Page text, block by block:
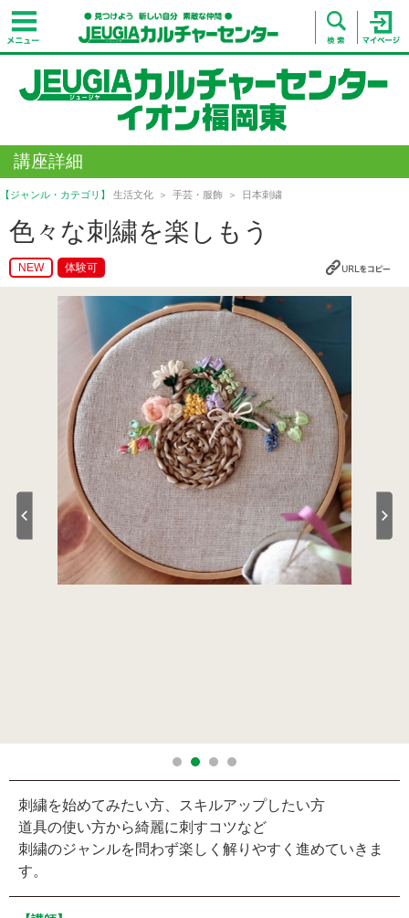
講座詳細
【ジャンル・カテゴリ】 生活文化 手芸・服飾 日本刺繍
色々な刺繍を楽しもう
NEW 体験可
刺繍を始めてみたい方、スキルアップしたい方
道具の使い方から綺麗に刺すコツなど
刺繍のジャンルを問わず楽しく解りやすく進めていきま
す。